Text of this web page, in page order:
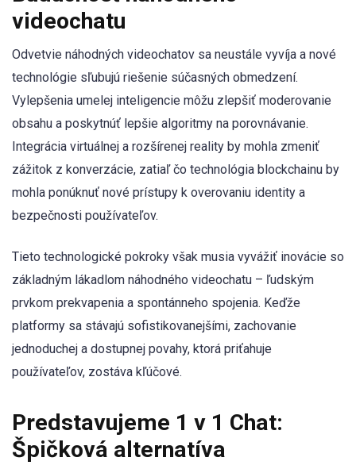
videochatu
Odvetvie náhodných videochatov sa neustále vyvíja a nové
technológie sľubujú riešenie súčasných obmedzení.
Vylepšenia umelej inteligencie môžu zlepšiť moderovanie
obsahu a poskytnúť lepšie algoritmy na porovnávanie.
Integrácia virtuálnej a rozšírenej reality by mohla zmeniť
zážitok z konverzácie, zatiaľ čo technológia blockchainu by
mohla ponúknuť nové prístupy k overovaniu identity a
bezpečnosti používateľov.
Tieto technologické pokroky však musia vyvážiť inovácie so
základným lákadlom náhodného videochatu – ľudským
prvkom prekvapenia a spontánneho spojenia. Keďže
platformy sa stávajú sofistikovanejšími, zachovanie
jednoduchej a dostupnej povahy, ktorá priťahuje
používateľov, zostáva kľúčové.
Predstavujeme 1 v 1 Chat:
Špičková alternatíva